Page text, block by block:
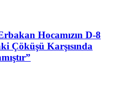
Hocamızın D-8
Çöküşü Karşısında